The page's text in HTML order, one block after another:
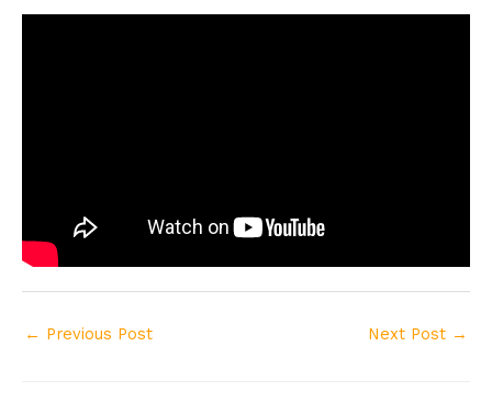
← Previous Post Next Post →